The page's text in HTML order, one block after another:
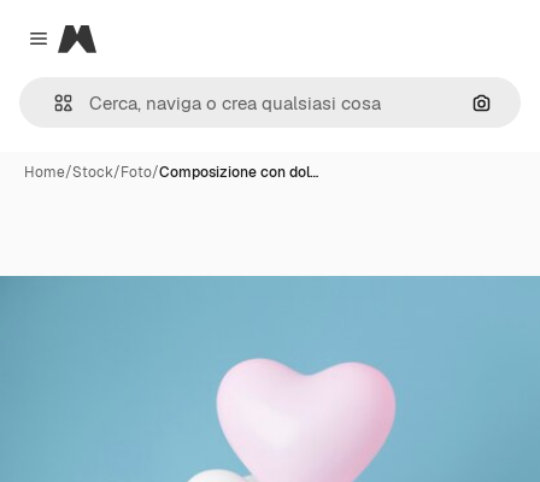
Close menu
Magnific
Cerca
Home/Stock/Foto/Composizione con dol…